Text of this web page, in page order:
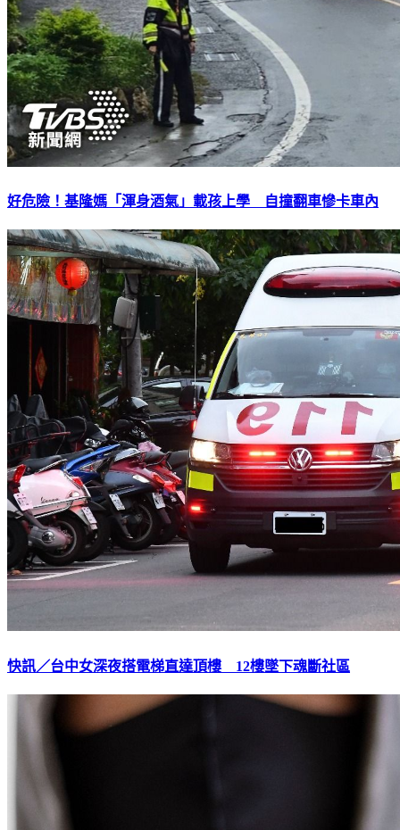
好危險！基隆媽「渾身酒氣」載孩上學 自撞翻車慘卡車內
快訊／台中女深夜搭電梯直達頂樓 12樓墜下魂斷社區